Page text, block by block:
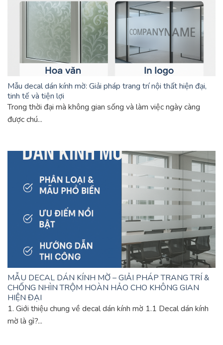
Mẫu decal dán kính mờ: Giải pháp trang trí nội thất hiện đại,
tinh tế và tiện lợi
Trong thời đại mà không gian sống và làm việc ngày càng
được chú...
MẪU DECAL DÁN KÍNH MỜ – GIẢI PHÁP TRANG TRÍ &
CHỐNG NHÌN TRỘM HOÀN HẢO CHO KHÔNG GIAN
HIỆN ĐẠI
1. Giới thiệu chung về decal dán kính mờ 1.1 Decal dán kính
mờ là gì?...